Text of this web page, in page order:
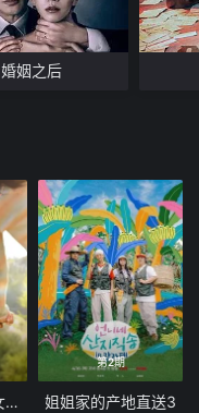
婚姻之后
姐姐对我来说是女人2
第2期
姐姐家的产地直送3